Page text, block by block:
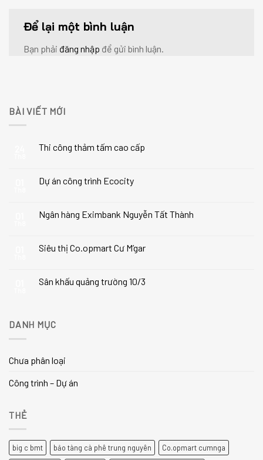
Để lại một bình luận
Bạn phải đăng nhập để gửi bình luận.
BÀI VIẾT MỚI
Thi công thảm tấm cao cấp
Dự án công trình Ecocity
Ngân hàng Eximbank Nguyễn Tất Thành
Siêu thị Co.opmart Cư M’gar
Sân khấu quảng trường 10/3
DANH MỤC
Chưa phân loại
Công trình – Dự án
THẺ
big c bmt bảo tàng cà phê trung nguyên
Co.opmart cưmnga